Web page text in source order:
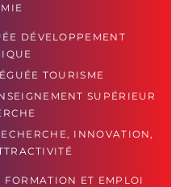
DÉVELOPPEMENT
TOURISME
SUPÉRIEUR
INNOVATION,
ET EMPLOI